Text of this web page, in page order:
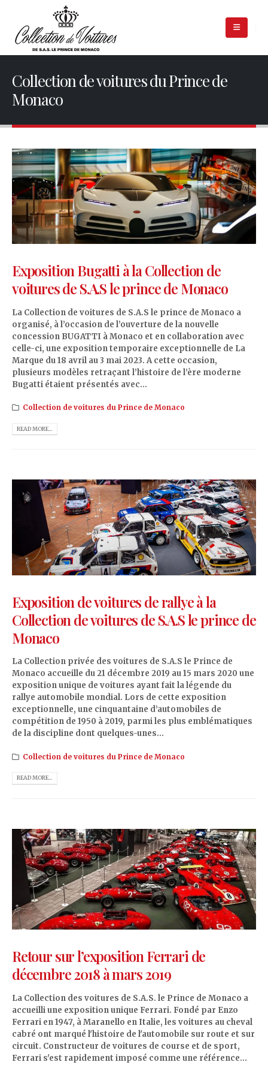
Collection de voitures du Prince de
Monaco
Exposition Bugatti à la Collection de
voitures de S.A.S le prince de Monaco
La Collection de voitures de S.A.S le prince de Monaco a
organisé, à l’occasion de l’ouverture de la nouvelle
concession BUGATTI à Monaco et en collaboration avec
celle-ci, une exposition temporaire exceptionnelle de La
Marque du 18 avril au 3 mai 2023. A cette occasion,
plusieurs modèles retraçant l’histoire de l’ère moderne
Bugatti étaient présentés avec...
Collection de voitures du Prince de Monaco
READ MORE...
Exposition de voitures de rallye à la
Collection de voitures de S.A.S le prince de
Monaco
La Collection privée des voitures de S.A.S le Prince de
Monaco accueille du 21 décembre 2019 au 15 mars 2020 une
exposition unique de voitures ayant fait la légende du
rallye automobile mondial. Lors de cette exposition
exceptionnelle, une cinquantaine d’automobiles de
compétition de 1950 à 2019, parmi les plus emblématiques
de la discipline dont quelques-unes...
Collection de voitures du Prince de Monaco
READ MORE...
Retour sur l’exposition Ferrari de
décembre 2018 à mars 2019
La Collection des voitures de S.A.S. le Prince de Monaco a
accueilli une exposition unique Ferrari. Fondé par Enzo
Ferrari en 1947, à Maranello en Italie, les voitures au cheval
cabré ont marqué l'histoire de l'automobile sur route et sur
circuit. Constructeur de voitures de course et de sport,
Ferrari s'est rapidement imposé comme une référence...